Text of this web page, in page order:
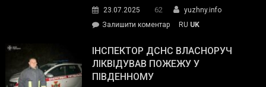
гуманітарну
допомогу
23.07.2025 62
yuzhny.info
Залишити коментарon
провів
нараду
RU UK
ІНСПЕКТОР ДСНС ВЛАСНОРУЧ
ЛІКВІДУВАВ ПОЖЕЖУ У
ПІВДЕННОМУ